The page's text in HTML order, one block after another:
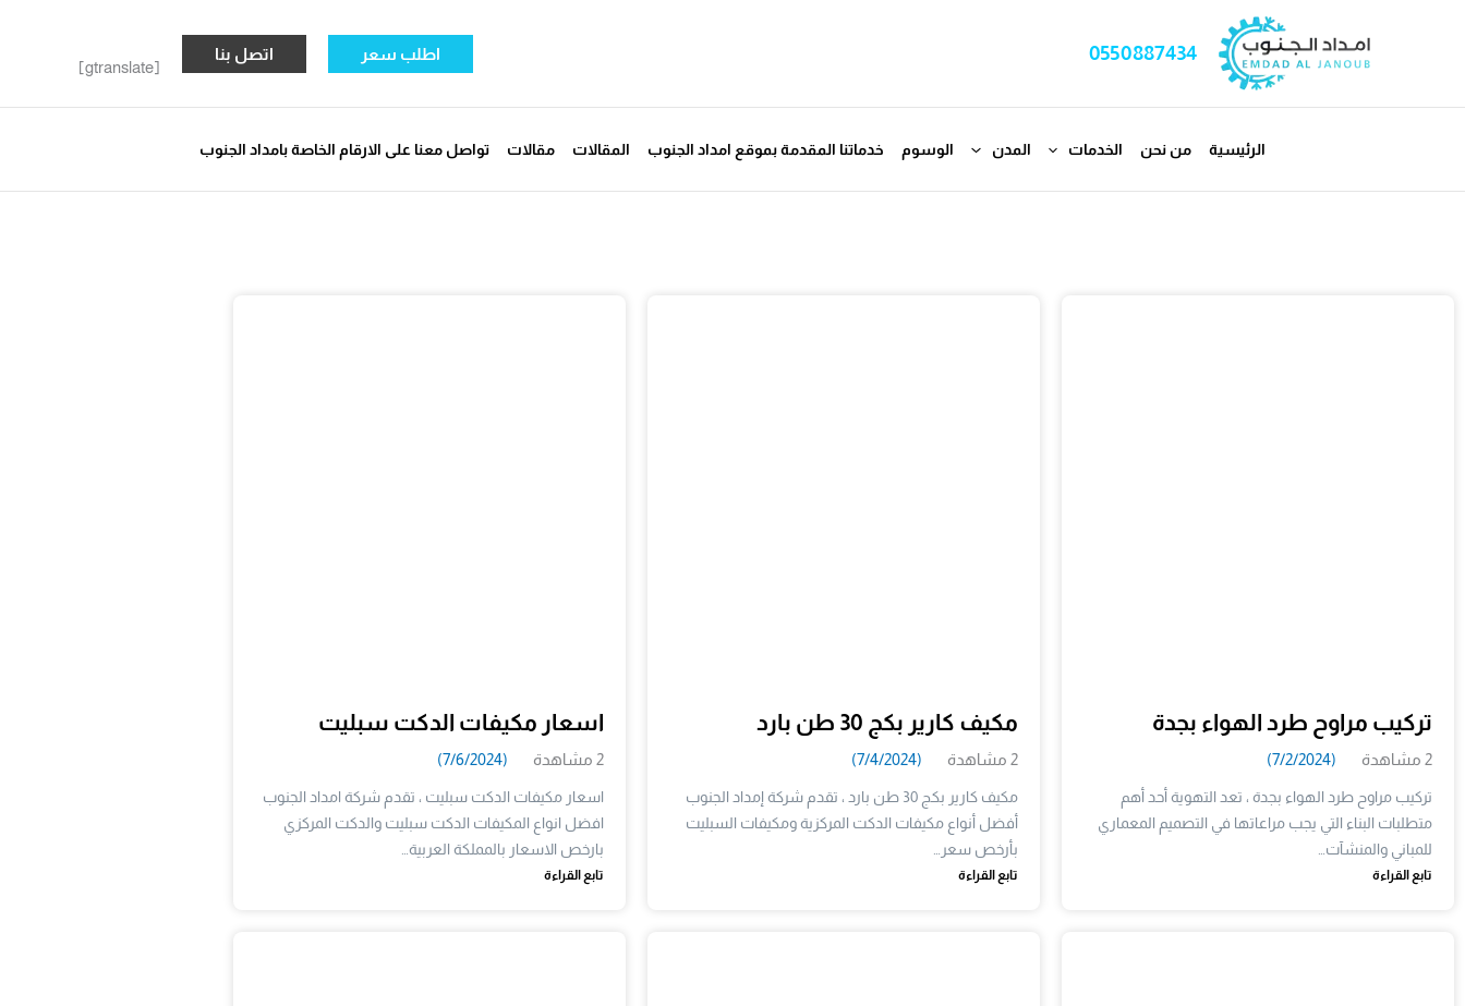
0550887434 اطلب سعر اتصل بنا
[gtranslate]
الرئيسية من نحن الخدمات المدن الوسوم خدماتنا المقدمة بموقع امداد الجنوب المقالات مقالات تواصل معنا على الارقام الخاصة بامداد الجنوب
تركيب مراوح طرد الهواء بجدة
2 مشاهدة (7/2/2024)
تركيب مراوح طرد الهواء بجدة ، تعد التهوية أحد أهم
متطلبات البناء التي يجب مراعاتها في التصميم المعماري
للمباني والمنشآت…
تابع القراءة
مكيف كارير بكج 30 طن بارد
2 مشاهدة (7/4/2024)
مكيف كارير بكج 30 طن بارد ، تقدم شركة إمداد الجنوب
أفضل أنواع مكيفات الدكت المركزية ومكيفات السبليت
بأرخص سعر…
تابع القراءة
اسعار مكيفات الدكت سبليت
2 مشاهدة (7/6/2024)
اسعار مكيفات الدكت سبليت ، تقدم شركة امداد الجنوب
افضل انواع المكيفات الدكت سبليت والدكت المركزي
بارخص الاسعار بالمملكة العربية…
تابع القراءة